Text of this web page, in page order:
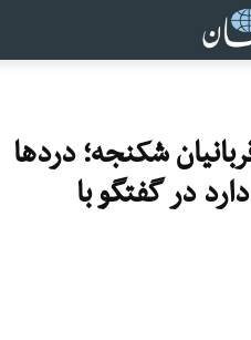
شکنجه؛ دردها
در گفتگو با